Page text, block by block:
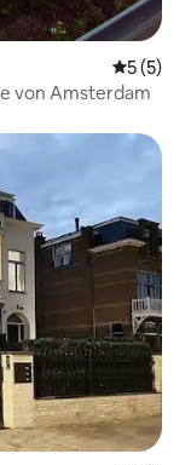
5 (5)
von Amsterdam